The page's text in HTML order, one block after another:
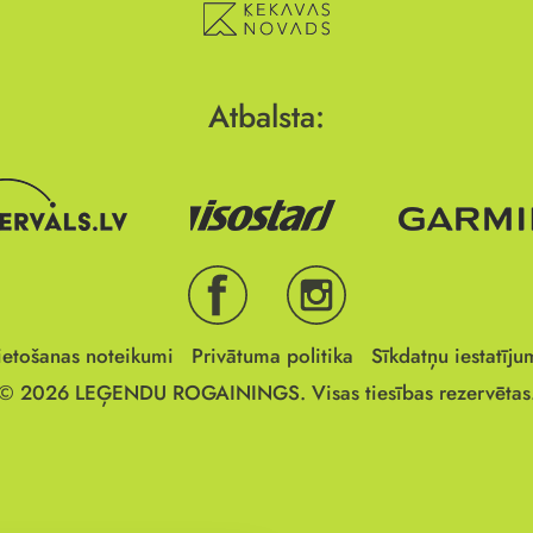
Atbalsta:
noteikumi Privātuma politika
Sīkdatņu
2026 LEĢENDU ROGAININGS. Visas tiesības